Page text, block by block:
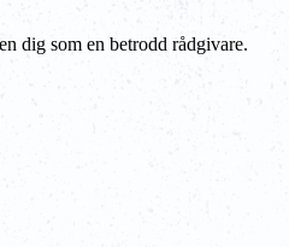
dig som en betrodd rådgivare.